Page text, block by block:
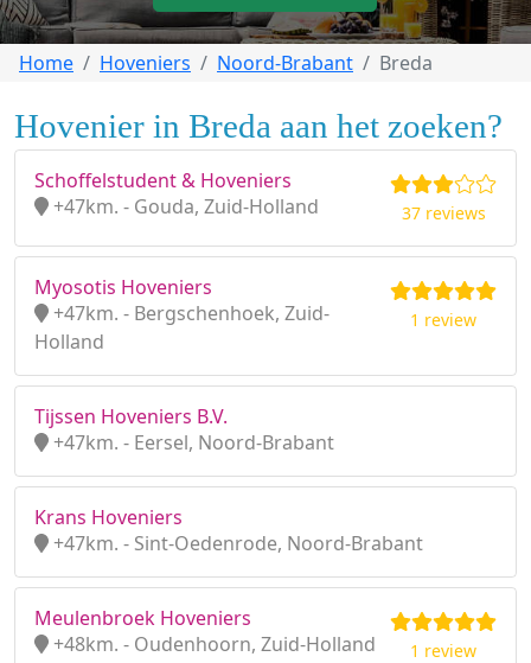
Home Hoveniers Noord-Brabant Breda
Hovenier in Breda aan het zoeken?
Schoffelstudent & Hoveniers
+47km. - Gouda, Zuid-Holland
37 reviews
Myosotis Hoveniers
+47km. - Bergschenhoek, Zuid-
Holland
1 review
Tijssen Hoveniers B.V.
+47km. - Eersel, Noord-Brabant
Krans Hoveniers
+47km. - Sint-Oedenrode, Noord-Brabant
Meulenbroek Hoveniers
+48km. - Oudenhoorn, Zuid-Holland
1 review